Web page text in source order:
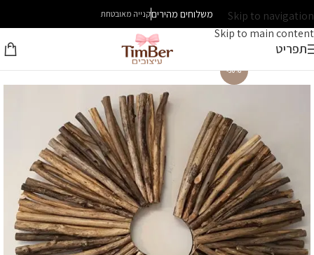
Skip to navigation
Skip to main content
משלוחים מהיריםקנייה מאובטחת
תפריט
-30%